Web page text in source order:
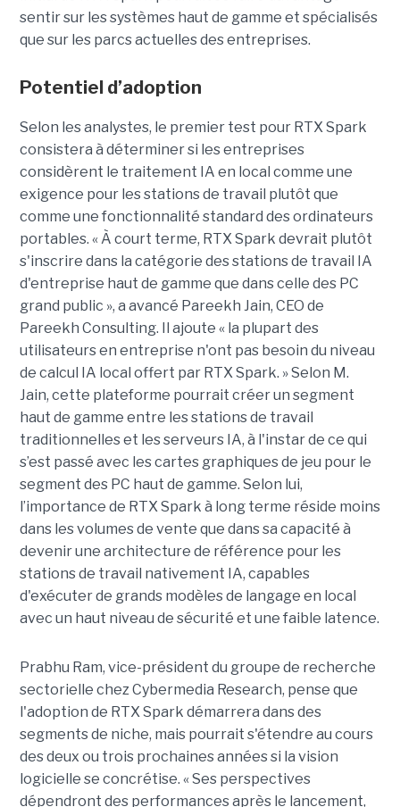
sentir sur les systèmes haut de gamme et spécialisés
que sur les parcs actuelles des entreprises.
Potentiel d’adoption
Selon les analystes, le premier test pour RTX Spark
consistera à déterminer si les entreprises
considèrent le traitement IA en local comme une
exigence pour les stations de travail plutôt que
comme une fonctionnalité standard des ordinateurs
portables. « À court terme, RTX Spark devrait plutôt
s'inscrire dans la catégorie des stations de travail IA
d'entreprise haut de gamme que dans celle des PC
grand public », a avancé Pareekh Jain, CEO de
Pareekh Consulting. Il ajoute « la plupart des
utilisateurs en entreprise n'ont pas besoin du niveau
de calcul IA local offert par RTX Spark. » Selon M.
Jain, cette plateforme pourrait créer un segment
haut de gamme entre les stations de travail
traditionnelles et les serveurs IA, à l'instar de ce qui
s’est passé avec les cartes graphiques de jeu pour le
segment des PC haut de gamme. Selon lui,
l’importance de RTX Spark à long terme réside moins
dans les volumes de vente que dans sa capacité à
devenir une architecture de référence pour les
stations de travail nativement IA, capables
d'exécuter de grands modèles de langage en local
avec un haut niveau de sécurité et une faible latence.
Prabhu Ram, vice-président du groupe de recherche
sectorielle chez Cybermedia Research, pense que
l'adoption de RTX Spark démarrera dans des
segments de niche, mais pourrait s'étendre au cours
des deux ou trois prochaines années si la vision
logicielle se concrétise. « Ses perspectives
dépendront des performances après le lancement,